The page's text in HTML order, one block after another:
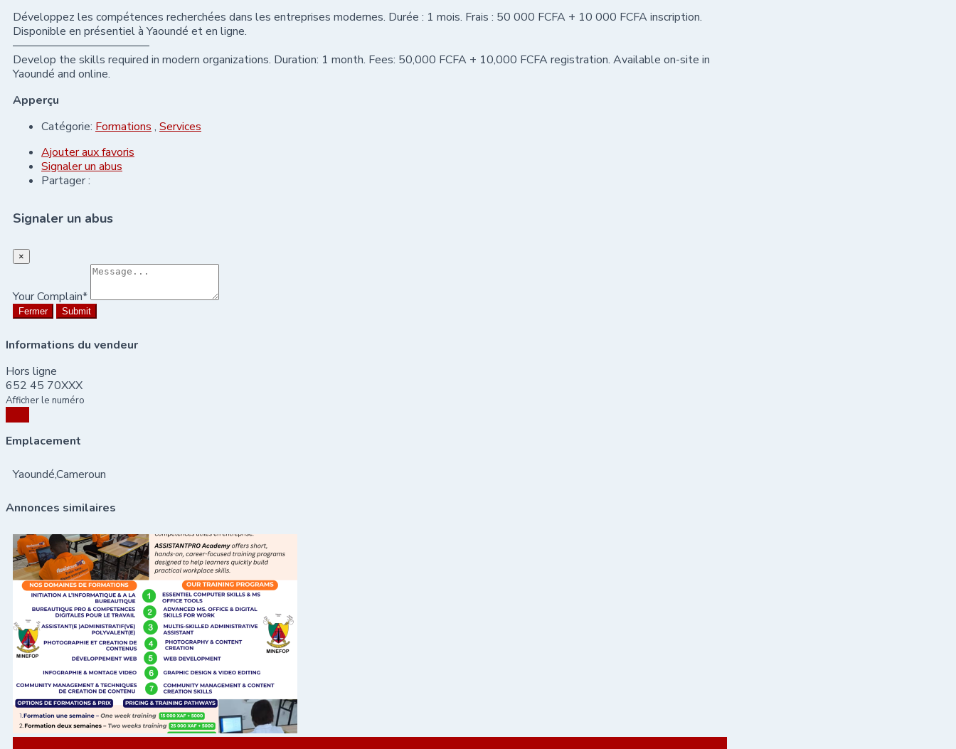
Développez les compétences recherchées dans les entreprises modernes. Durée : 1 mois. Frais : 50 000 FCFA + 10 000 FCFA inscription.
Disponible en présentiel à Yaoundé et en ligne.
————————————
Develop the skills required in modern organizations. Duration: 1 month. Fees: 50,000 FCFA + 10,000 FCFA registration. Available on-site in
Yaoundé and online.
Apperçu
Catégorie: Formations , Services
Ajouter aux favoris
Signaler un abus
Partager :
Signaler un abus
×
Your Complain*
Fermer Submit
Informations du vendeur
Hors ligne
652 45 70XXX
Afficher le numéro
Emplacement
Yaoundé,Cameroun
Annonces similaires